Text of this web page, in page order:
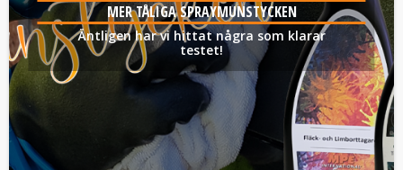
MER TÅLIGA SPRAYMUNSTYCKEN
Äntligen har vi hittat några som klarar
testet!